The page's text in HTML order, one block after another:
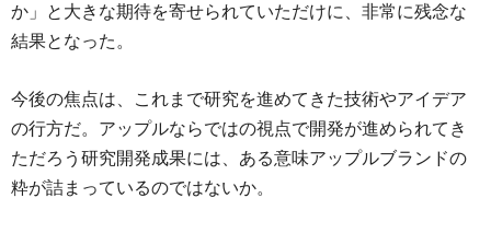
か」と大きな期待を寄せられていただけに、非常に残念な
結果となった。
今後の焦点は、これまで研究を進めてきた技術やアイデア
の行方だ。アップルならではの視点で開発が進められてき
ただろう研究開発成果には、ある意味アップルブランドの
粋が詰まっているのではないか。